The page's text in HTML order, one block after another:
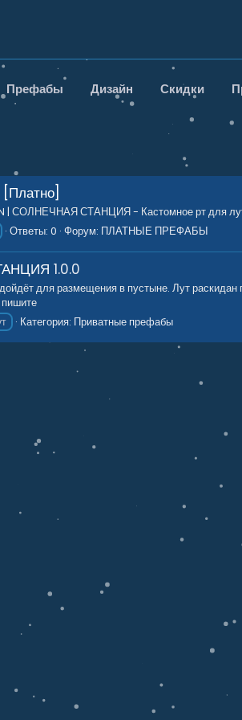
Префабы Дизайн Скидки
| СОЛНЕЧНАЯ СТАНЦИЯ - Кастомное рт для
Ответы: 0 Форум: ПЛАТНЫЕ ПРЕФАБЫ
1.0.0
для размещения в пустыне. Лут
Категория: Приватные префабы